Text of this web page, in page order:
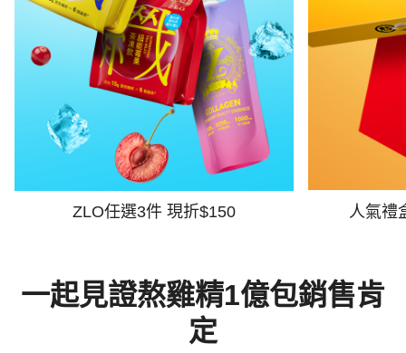
ZLO任選3件 現折$150 人氣禮
一起見證熬雞精1億包銷售肯
定